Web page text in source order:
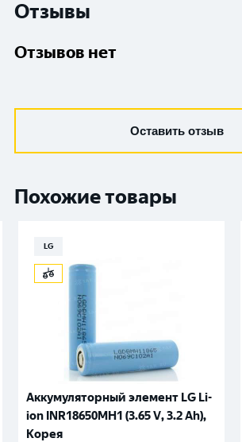
Отзывы
Отзывов нет
Оставить отзыв
Похожие товары
LG
Аккумуляторный элемент LG Li-
ion INR18650MH1 (3.65 V, 3.2 Аh),
Корея